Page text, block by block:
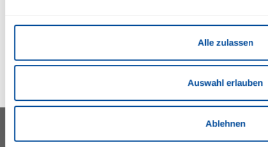
Alle zulassen
Auswahl erlauben
Ablehnen
FERIENPARK *** SUPERIOR